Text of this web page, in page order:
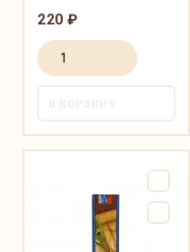
220 ₽
В КОРЗИНУ